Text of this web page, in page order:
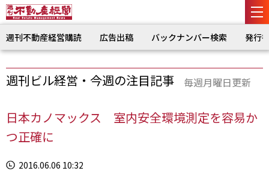
週刊不動産経営購読 広告出稿 バックナンバー検索 発行
週刊ビル経営・今週の注目記事 毎週月曜日更新
日本カノマックス 室内安全環境測定を容易か
つ正確に
2016.06.06 10:32